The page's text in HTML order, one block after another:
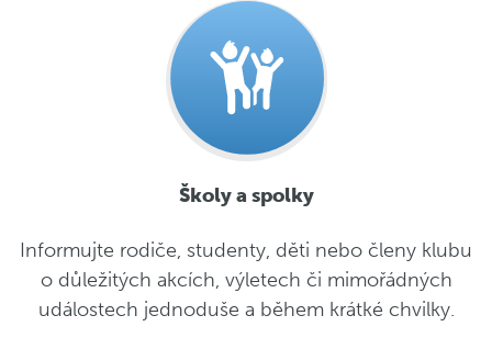
Školy a spolky
Informujte rodiče, studenty, děti nebo členy klubu
o důležitých akcích, výletech či mimořádných
událostech jednoduše a během krátké chvilky.